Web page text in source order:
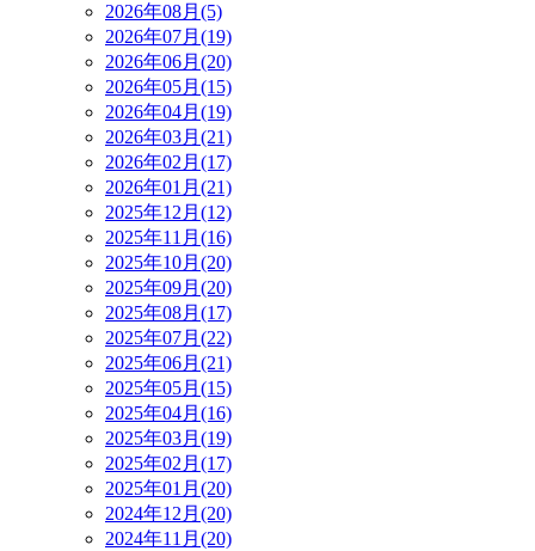
2026年08月(5)
2026年07月(19)
2026年06月(20)
2026年05月(15)
2026年04月(19)
2026年03月(21)
2026年02月(17)
2026年01月(21)
2025年12月(12)
2025年11月(16)
2025年10月(20)
2025年09月(20)
2025年08月(17)
2025年07月(22)
2025年06月(21)
2025年05月(15)
2025年04月(16)
2025年03月(19)
2025年02月(17)
2025年01月(20)
2024年12月(20)
2024年11月(20)